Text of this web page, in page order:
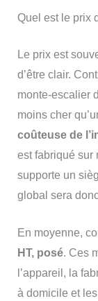
Quel est le prix
Le prix est
d’être clair.
monte-escalier
moins cher
coûteuse de
est fabriqué sur
supporte un
global sera
En moyenne,
HT, posé. Ces
l’appareil, la
à domicile et